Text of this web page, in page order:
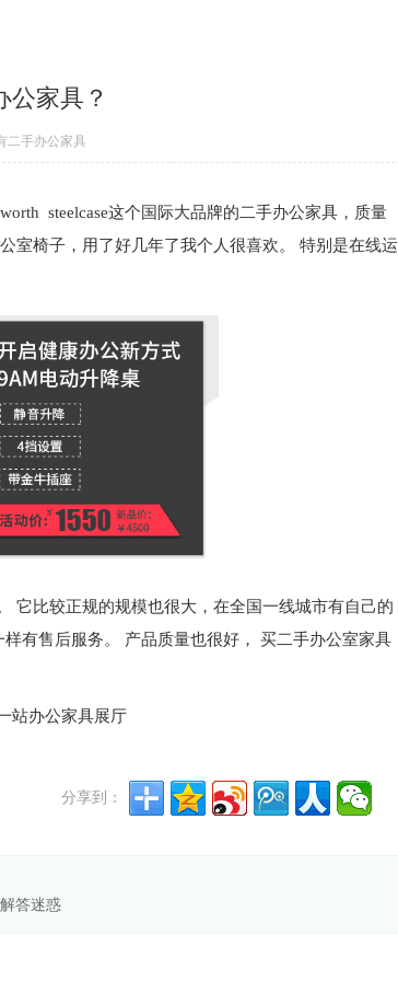
公家具？
二手办公家具
steelcase这个国际大品牌的二手办公家具，质量
室椅子，用了好几年了我个人很喜欢。 特别是在线运
它比较正规的规模也很大，在全国一线城市有自己的
有售后服务。 产品质量也很好， 买二手办公室家具
站办公家具展厅
分享到：
答迷惑